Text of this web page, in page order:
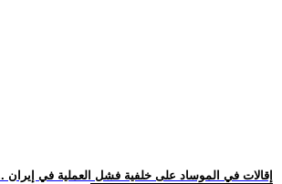
.. إقالات في الموساد على خلفية فشل العملية في إيران